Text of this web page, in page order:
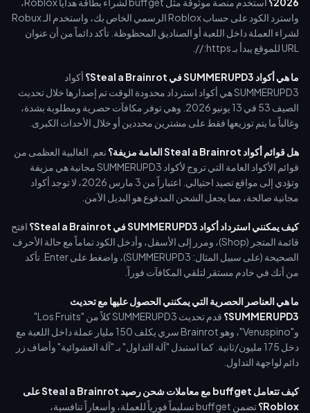
واسترد الكود على حساب Roblox الرسمي الخاص بك، واستخدم الـ Robux
لشراء العملة داخل اللعبة أو الصناديق المحظوظة. تأكد دائماً من أن عنوان
URL للموقع يبدأ بـ https://.
ما هي أكواد SUMMERUPD3 في Steal a Brainrot؟
أكواد
SUMMERUPD3 هي أكواد استرداد محدودة الوقت تم إصدارها خلال تحديث
الصيف 53 في 13 يونيو 2026. وهي توفر مكافآت حصرية ومطلوبة بشدة،
وغالباً ما يتم توزيعها فقط على مشترين محددين أو خلال الأحداث الكبرى.
هل قوائم أكواد Steal a Brainrot العامة مزيفة؟
نعم. الغالبية العظمى من
قوائم الأكواد العامة التي تروج لأكواد SUMMERUPD3 مجانية هي مزيفة
وتؤدي إلى مواقع تصيد احتيالي. اعتباراً من 3 مارس 2026، لا توجد أكواد
مجانية صالحة، مما يجعل الشحن المدفوع هو البديل الآمن.
كيف يمكنني استرداد أكواد SUMMERUPD3 في Steal a Brainrot؟
افتح
قائمة المتجر (Shop)، ومرر إلى الأسفل، وأدخل الكود تماماً مع حالة الأحرف
الصحيحة (على سبيل المثال: SUMMERUPD3)، واضغط على Enter. تأكد
من أنك في خادم مستقر لتلقي المكافآت فوراً.
ما هي العناصر الحصرية التي يمكنني الحصول عليها مع تحديث
SUMMERUPD3؟
قدم تحديث SUMMERUPD3 كلاً من "Los Fruits"
و"Venuspino"، وهو Brainrot سري يكلف 150 مليار عملة داخل اللعبة مع
دخل 175 مليون/ثانية. كما استبدل "آلة التداول" بـ "آلة العشوائية" وأضاف زر
دائم لواجهة التداول.
كيف تتعامل buffget مع معاملات شحن رصيد Steal a Brainrot على
Roblox؟
تضمن buffget تسليماً فورياً للعملة، وأسعاراً تنافسية،